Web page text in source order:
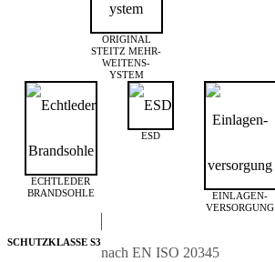
ORIGINAL
STEITZ MEHR­
WEITEN­S­
YSTEM
ECHTLEDER
BRANDSOHLE
ESD
EINLAGEN­
VERSORGUNG
SCHUTZKLASSE S3
nach EN ISO 20345